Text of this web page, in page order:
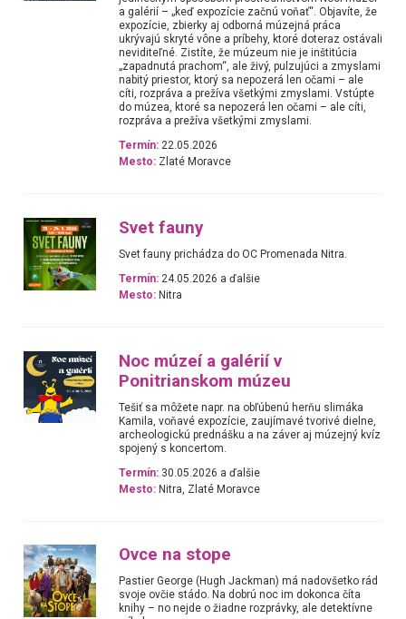
a galérií – „keď expozície začnú voňať“. Objavíte, že
expozície, zbierky aj odborná múzejná práca
ukrývajú skryté vône a príbehy, ktoré doteraz ostávali
neviditeľné. Zistíte, že múzeum nie je inštitúcia
„zapadnutá prachom“, ale živý, pulzujúci a zmyslami
nabitý priestor, ktorý sa nepozerá len očami – ale
cíti, rozpráva a prežíva všetkými zmyslami. Vstúpte
do múzea, ktoré sa nepozerá len očami – ale cíti,
rozpráva a prežíva všetkými zmyslami.
Termín: 22.05.2026
Mesto: Zlaté Moravce
Svet fauny
Svet fauny prichádza do OC Promenada Nitra.
Termín: 24.05.2026 a ďalšie
Mesto: Nitra
Noc múzeí a galérií v
Ponitrianskom múzeu
Tešiť sa môžete napr. na obľúbenú herňu slimáka
Kamila, voňavé expozície, zaujímavé tvorivé dielne,
archeologickú prednášku a na záver aj múzejný kvíz
spojený s koncertom.
Termín: 30.05.2026 a ďalšie
Mesto: Nitra, Zlaté Moravce
Ovce na stope
Pastier George (Hugh Jackman) má nadovšetko rád
svoje ovčie stádo. Na dobrú noc im dokonca číta
knihy – no nejde o žiadne rozprávky, ale detektívne